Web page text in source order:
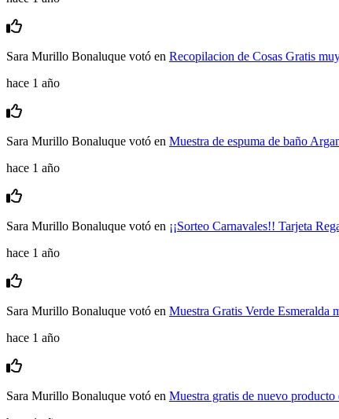
Sara Murillo Bonaluque votó en Recopilacion de Cosas Gratis
hace 1 año
Sara Murillo Bonaluque votó en Muestra de espuma de baño
hace 1 año
Sara Murillo Bonaluque votó en ¡¡Sorteo Carnavales!! Tarjeta
hace 1 año
Sara Murillo Bonaluque votó en Muestra Gratis Verde Esmeralda
hace 1 año
Sara Murillo Bonaluque votó en Muestra gratis de nuevo